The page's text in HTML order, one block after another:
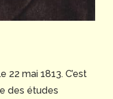
22 mai 1813. C’est
des études